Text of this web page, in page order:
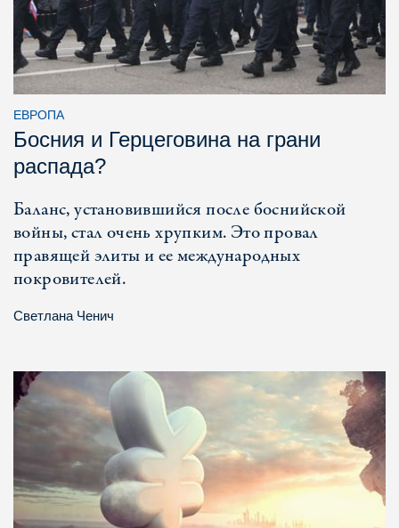
ЕВРОПА
Босния и Герцеговина на грани
распада?
Баланс, установившийся после боснийской
войны, стал очень хрупким. Это провал
правящей элиты и ее международных
покровителей.
Светлана Ченич